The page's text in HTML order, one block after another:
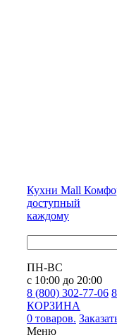
Кухни Mall
доступный
каждому
ПН-ВС
с 10:00 до 20:00
8 (800) 302-77-06
КОРЗИНА
0 товаров.
Меню